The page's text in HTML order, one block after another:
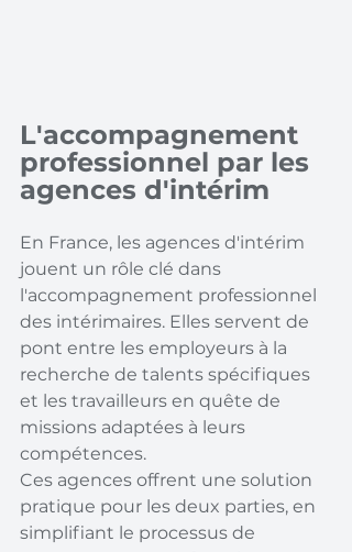
L'accompagnement
professionnel par les
agences d'intérim
En France, les agences d'intérim
jouent un rôle clé dans
l'accompagnement professionnel
des intérimaires. Elles servent de
pont entre les employeurs à la
recherche de talents spécifiques
et les travailleurs en quête de
missions adaptées à leurs
compétences.
Ces agences offrent une solution
pratique pour les deux parties, en
simplifiant le processus de